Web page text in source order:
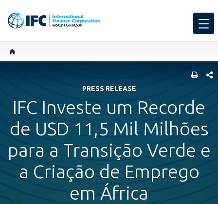
PRESS RELEASE
IFC Investe um Recorde
de USD 11,5 Mil Milhões
para a Transição Verde e
a Criação de Emprego
em África